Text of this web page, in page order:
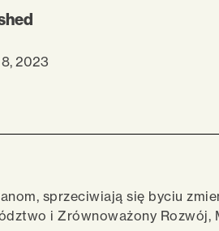
2023
sprzeciwiają się byciu
i Zrównoważony Rozwój,